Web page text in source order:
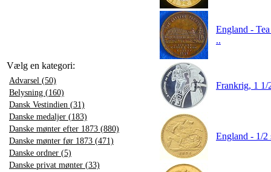
Vælg en kategori:
Advarsel (50)
Belysning (160)
Dansk Vestindien (31)
Danske medaljer (183)
Danske mønter efter 1873 (880)
Danske mønter før 1873 (471)
Danske ordner (5)
Danske privat mønter (33)
England -
..
Frankrig, 1
England - 1/2